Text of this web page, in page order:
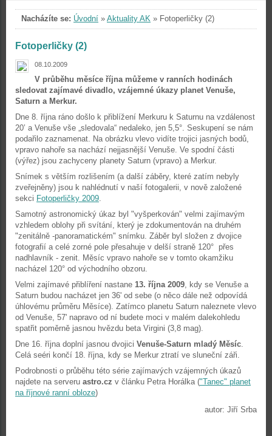
Nacházíte se: Úvodní » Aktuality AK » Fotoperličky (2)
Fotoperličky (2)
08.10.2009
V průběhu měsíce října můžeme v ranních hodinách
sledovat zajímavé divadlo, vzájemné úkazy planet Venuše,
Saturn a Merkur.
Dne 8. října ráno došlo k přiblížení Merkuru k Saturnu na vzdálenost
20’ a Venuše vše „sledovala“ nedaleko, jen 5,5°. Seskupení se nám
podařilo zaznamenat. Na obrázku vlevo vidíte trojici jasných bodů,
vpravo nahoře sa nachází nejjasnější Venuše. Ve spodní části
(výřez) jsou zachyceny planety Saturn (vpravo) a Merkur.
Snímek s větším rozlišením (a další záběry, které zatím nebyly
zveřejněny) jsou k nahlédnutí v naší fotogalerii, v nově založené
sekci Fotoperličky 2009.
Samotný astronomický úkaz byl "vyšperkován" velmi zajímavým
vzhledem oblohy při svítání, který je zdokumentován na druhém
"zenitálně -panoramatickém" snímku. Záběr byl složen z dvojice
fotografií a celé zorné pole přesahuje v delší straně 120° přes
nadhlavník - zenit. Měsíc vpravo nahoře se v tomto okamžiku
nacházel 120° od východního obzoru.
Velmi zajímavé přiblíření nastane 13. října 2009, kdy se Venuše a
Saturn budou nacházet jen 36' od sebe (o něco dále než odpovídá
úhlovému průměru Měsíce). Zatímco planetu Saturn naleznete vlevo
od Venuše, 57' napravo od ní budete moci v malém dalekohledu
spatřit poměrně jasnou hvězdu beta Virgini (3,8 mag).
Dne 16. října doplní jasnou dvojici Venuše-Saturn mladý Měsíc.
Celá seéri končí 18. října, kdy se Merkur ztratí ve sluneční záři.
Podrobnosti o průběhu této série zajímavých vzájemných úkazů
najdete na serveru astro.cz v článku Petra Horálka ("Tanec" planet
na říjnové ranní obloze)
autor: Jiří Srba